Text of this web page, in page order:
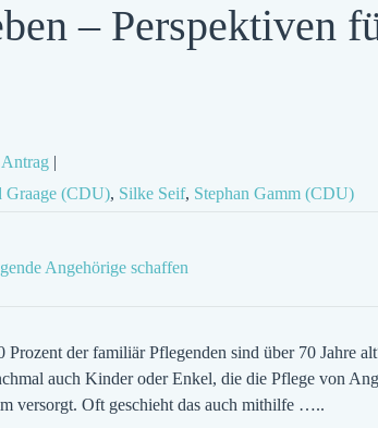
– Perspektiven
Antrag |
Graage (CDU), Silke Seif, Stephan Gamm (CDU)
Angehörige schaffen
der familiär Pflegenden sind über 70 Jahre
auch Kinder oder Enkel, die die Pflege von
versorgt. Oft geschieht das auch mithilfe …..